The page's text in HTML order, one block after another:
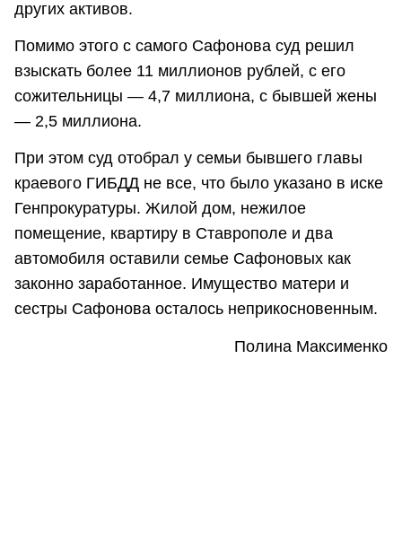
других активов.
Помимо этого с самого Сафонова суд решил
взыскать более 11 миллионов рублей, с его
сожительницы — 4,7 миллиона, с бывшей жены
— 2,5 миллиона.
При этом суд отобрал у семьи бывшего главы
краевого ГИБДД не все, что было указано в иске
Генпрокуратуры. Жилой дом, нежилое
помещение, квартиру в Ставрополе и два
автомобиля оставили семье Сафоновых как
законно заработанное. Имущество матери и
сестры Сафонова осталось неприкосновенным.
Полина Максименко